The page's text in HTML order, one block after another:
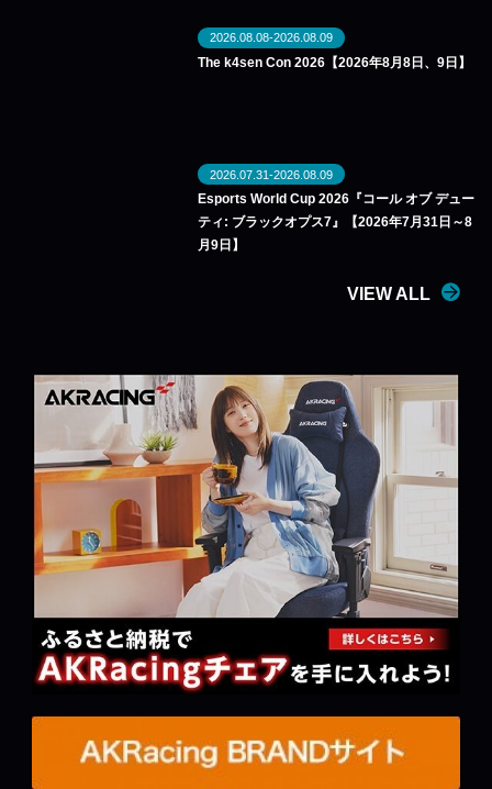
2026.08.08-2026.08.09
The k4sen Con 2026【2026年8月8日、9日】
2026.07.31-2026.08.09
Esports World Cup 2026『コール オブ デュー
ティ: ブラックオプス7』【2026年7月31日～8
月9日】
VIEW ALL